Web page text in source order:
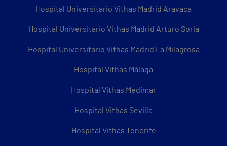
Hospital Universitario Vithas Madrid Aravaca
Hospital Universitario Vithas Madrid Arturo Soria
Hospital Universitario Vithas Madrid La Milagrosa
Hospital Vithas Málaga
Hospital Vithas Medimar
Hospital Vithas Sevilla
Hospital Vithas Tenerife